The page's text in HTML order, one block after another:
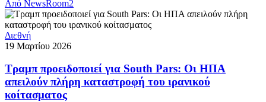
Από NewsRoom2
Διεθνή
19 Μαρτίου 2026
Τραμπ προειδοποιεί για South Pars: Οι ΗΠΑ
απειλούν πλήρη καταστροφή του ιρανικού
κοίτασματος